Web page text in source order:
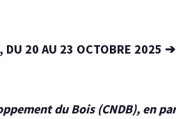
DU 20 AU 23 OCTOBRE 2025
du Bois (CNDB), en